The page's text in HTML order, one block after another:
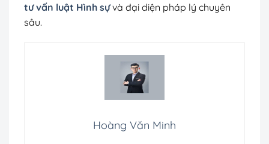
tư vấn luật Hình sựvà đại diện pháp lý chuyên
sâu.
Hoàng Văn Minh